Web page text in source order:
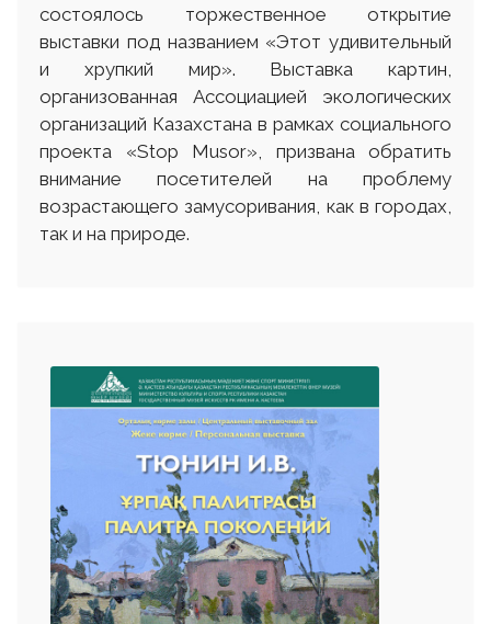
состоялось торжественное открытие
выставки под названием «Этот удивительный
и хрупкий мир». Выставка картин,
организованная Ассоциацией экологических
организаций Казахстана в рамках социального
проекта «Stop Musor», призвана обратить
внимание посетителей на проблему
возрастающего замусоривания, как в городах,
так и на природе.